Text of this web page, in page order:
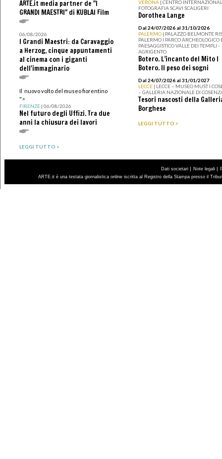
ARTE.it media partner de "I
GRANDI MAESTRI" di KUBLAI Film
06/08/2026
I Grandi Maestri: da Caravaggio
a Herzog, cinque appuntamenti
al cinema con i giganti
dell'immaginario
Il nuovo volto del museo fiorentino
">
FIRENZE| 06/08/2026
Nel futuro degli Uffizi. Tra due
anni la chiusura dei lavori
LEGGI TUTTO >
VERONA | CENTRO
FOTOGRAFIA SCAVI SCALIGERI
Dorothea Lange
Dal 24/07/2026 al 31/10/2026
PALERMO | PALAZZO BELMONTE
PALERMO I PARCO ARCHEOLOGICO
PAESAGGISTICO VALLE DEI TEMPLI -
AGRIGENTO
Botero. L’incanto del Mito I
Botero. Il peso dei sogni
Dal 24/07/2026 al 31/01/2027
LECCE | LECCE – MUSEO MUST I
– GALLERIA NAZIONALE DI
Tesori nascosti della
Borghese
LEGGI TUTTO >
Dati societari Note legali
ARTE.it è una testata giornalistica online iscritta al Registro della Stampa presso il